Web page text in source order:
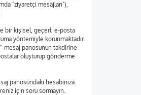
"ziyaretçi mesajları"),
bir kişisel, geçerli e-posta
yöntemiyle korunmaktadır.
mesaj panosunun takdirine
oluşturup gönderme
panosundaki hesabınıza
için soru sormayın.